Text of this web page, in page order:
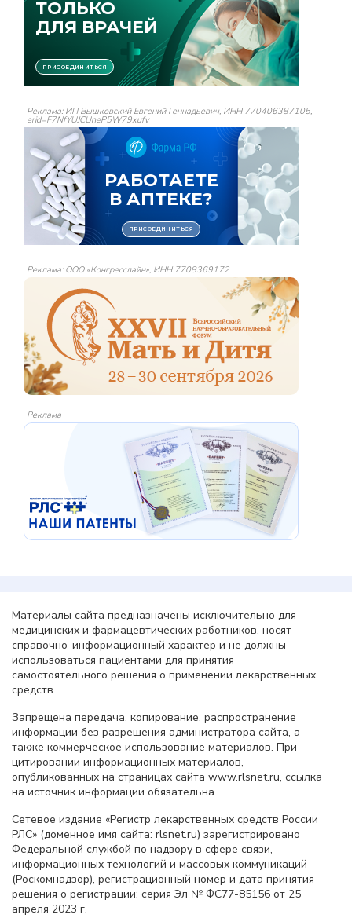
Реклама: ИП Вышковский Евгений Геннадьевич, ИНН 770406387105,
erid=F7NfYUJCUneP5W79xufv
Реклама: ООО «Конгресслайн», ИНН 7708369172
Реклама
Материалы сайта предназначены исключительно для
медицинских и фармацевтических работников, носят
справочно-информационный характер и не должны
использоваться пациентами для принятия
самостоятельного решения о применении лекарственных
средств.
Запрещена передача, копирование, распространение
информации без разрешения администратора сайта, а
также коммерческое использование материалов. При
цитировании информационных материалов,
опубликованных на страницах сайта www.rlsnet.ru, ссылка
на источник информации обязательна.
Сетевое издание «Регистр лекарственных средств России
РЛС» (доменное имя сайта: rlsnet.ru) зарегистрировано
Федеральной службой по надзору в сфере связи,
информационных технологий и массовых коммуникаций
(Роскомнадзор), регистрационный номер и дата принятия
решения о регистрации: серия Эл № ФС77-85156 от 25
апреля 2023 г.